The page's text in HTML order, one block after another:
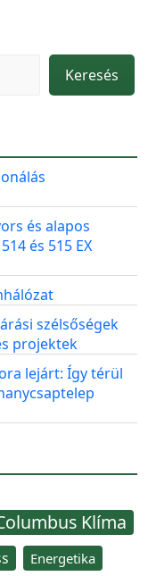
Keresés
és alapos
és 515 EX
szélsőségek
projektek
lejárt: Így térül
Klíma
Energetika